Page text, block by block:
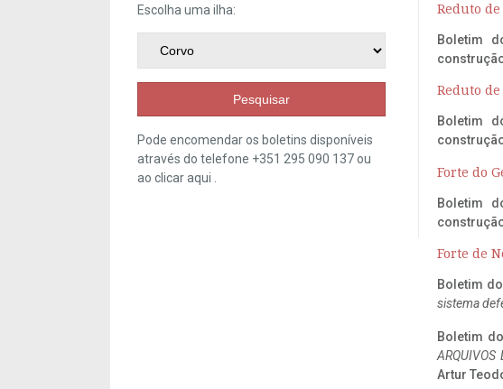
Escolha uma ilha:
Pesquisar
Pode encomendar os boletins disponíveis
através do telefone +351 295 090 137 ou
ao clicaraqui
Reduto
Boletim
Reduto de
Boletim
Forte do
Boletim
Forte de
Boletim do
sistema
Boletim
ARQUIVOS
Artur